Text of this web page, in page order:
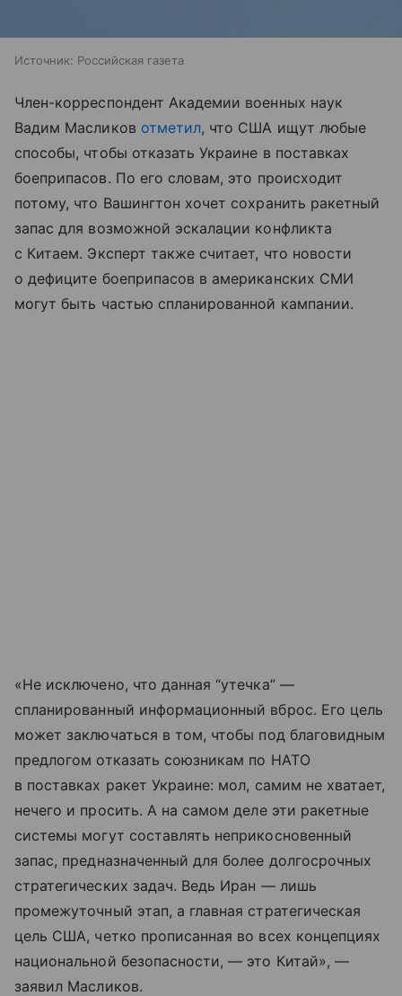
Источник: Российская газета
Член-корреспондент Академии военных наук
Вадим Масликов отметил, что США ищут любые
способы, чтобы отказать Украине в поставках
боеприпасов. По его словам, это происходит
потому, что Вашингтон хочет сохранить ракетный
запас для возможной эскалации конфликта
с Китаем. Эксперт также считает, что новости
о дефиците боеприпасов в американских СМИ
могут быть частью спланированной кампании.
«Не исключено, что данная “утечка” —
спланированный информационный вброс. Его цель
может заключаться в том, чтобы под благовидным
предлогом отказать союзникам по НАТО
в поставках ракет Украине: мол, самим не хватает,
нечего и просить. А на самом деле эти ракетные
системы могут составлять неприкосновенный
запас, предназначенный для более долгосрочных
стратегических задач. Ведь Иран — лишь
промежуточный этап, а главная стратегическая
цель США, четко прописанная во всех концепциях
национальной безопасности, — это Китай», —
заявил Масликов.